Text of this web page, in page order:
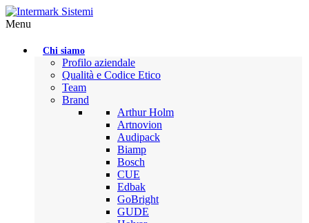
Menu
Chi siamo
Profilo aziendale
Qualità e Codice Etico
Team
Brand
Arthur Holm
Artnovion
Audipack
Biamp
Bosch
CUE
Edbak
GoBright
GUDE